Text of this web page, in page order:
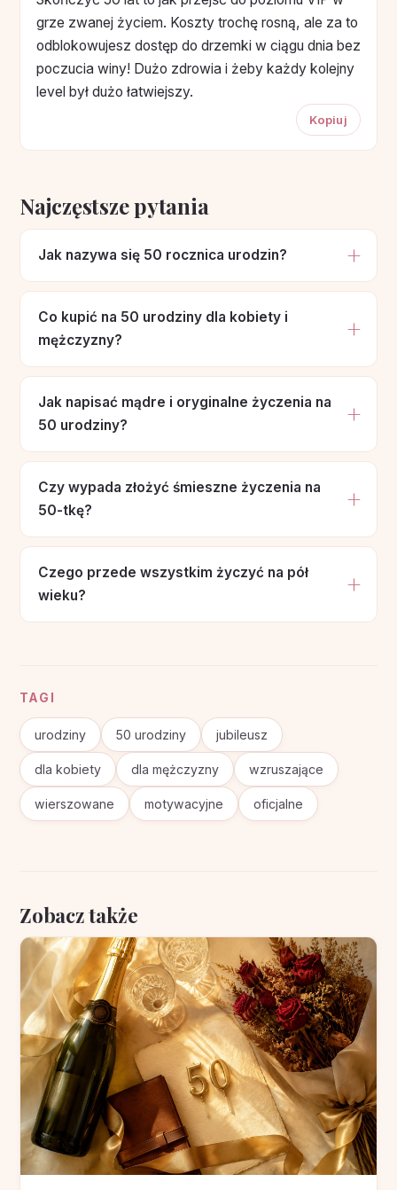
grze zwanej życiem. Koszty trochę rosną, ale za to
odblokowujesz dostęp do drzemki w ciągu dnia bez
poczucia winy! Dużo zdrowia i żeby każdy kolejny
level był dużo łatwiejszy.
Kopiuj
Najczęstsze pytania
Jak nazywa się 50 rocznica urodzin?
Co kupić na 50 urodziny dla kobiety i
mężczyzny?
Jak napisać mądre i oryginalne życzenia na
50 urodziny?
Czy wypada złożyć śmieszne życzenia na
50-tkę?
Czego przede wszystkim życzyć na pół
wieku?
TAGI
urodziny 50 urodziny jubileusz
dla kobiety dla mężczyzny wzruszające
wierszowane motywacyjne oficjalne
Zobacz także